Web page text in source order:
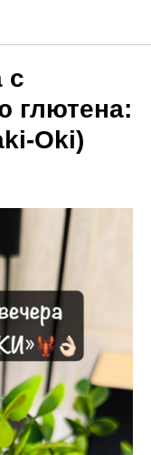
с
глютена:
Oki)